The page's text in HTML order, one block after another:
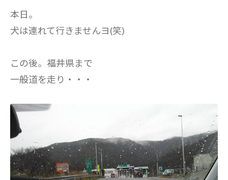
本日。
犬は連れて行きませんヨ(笑)
この後。福井県まで
一般道を走り・・・